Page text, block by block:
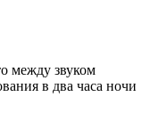
между звуком
в два часа ночи